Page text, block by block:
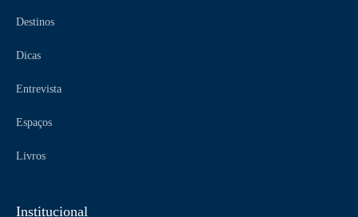
Destinos
Dicas
Entrevista
Espaços
Livros
Institucional